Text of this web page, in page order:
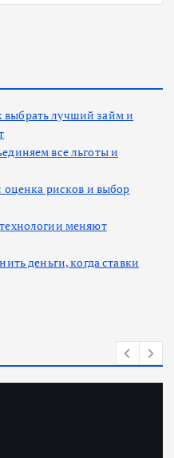
лучший займ и
все льготы и
рисков и выбор
меняют
деньги, когда ставки